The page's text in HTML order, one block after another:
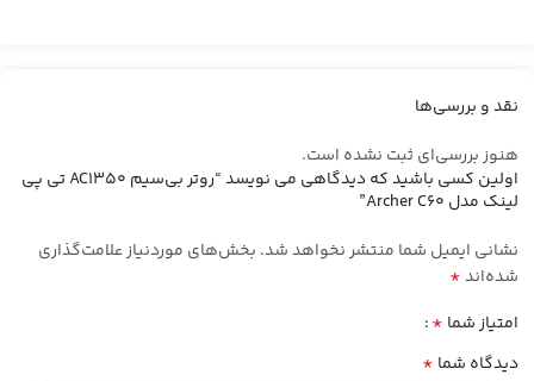
نقد و بررسی‌ها
هنوز بررسی‌ای ثبت نشده است.
اولین کسی باشید که دیدگاهی می نویسد “روتر بی‌سیم AC1350 تی پی
لینک مدل Archer C60”
نشانی ایمیل شما منتشر نخواهد شد. بخش‌های موردنیاز علامت‌گذاری
شده‌اند*
امتیاز شما *
دیدگاه شما *